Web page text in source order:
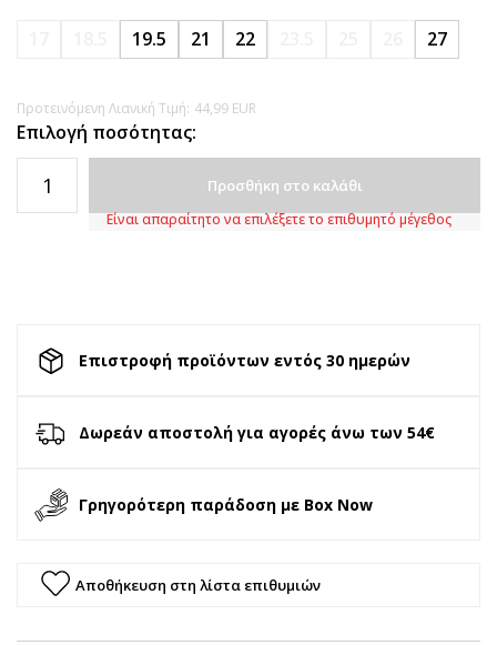
19.5 21 22 27
Προτεινόμενη Λιανική Τιμή: 44,99 EUR
Επιλογή ποσότητας:
Προσθήκη στο καλάθι
Είναι απαραίτητο να επιλέξετε το επιθυμητό μέγεθος
Επιστροφή προϊόντων εντός 30 ημερών
Δωρεάν αποστολή για αγορές άνω των 54€
Γρηγορότερη παράδοση με Box Now
Αποθήκευση στη λίστα επιθυμιών